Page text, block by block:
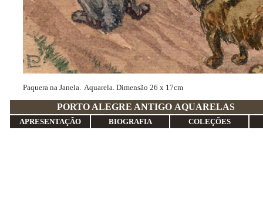
Paquera na Janela. Aquarela. Dimensão 26 x 17cm
PORTO ALEGRE ANTIGO
APRESENTAÇÃO BIOGRAFIA COLEÇÕES